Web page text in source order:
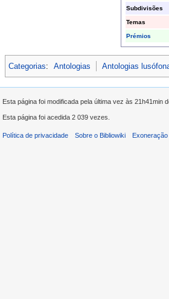
Subdivisões
Temas
Prémios
Categorias: Antologias Antologias
Esta página foi modificada pela última vez às 21h41min
Esta página foi acedida 2 039 vezes.
Política de privacidade Sobre o Bibliowiki